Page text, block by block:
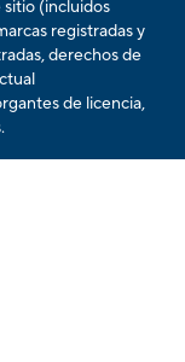
(incluidos
registradas y
derechos de
de licencia,